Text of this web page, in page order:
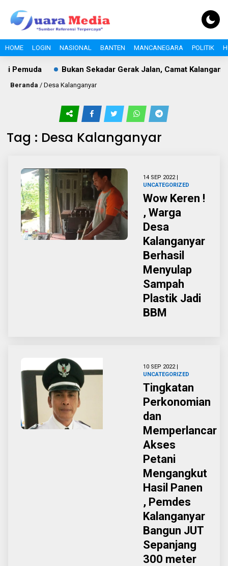
HOME LOGIN NASIONAL BANTEN MANCANEGARA POLITIK
Bukan Sekadar Gerak Jalan, Camat
Beranda / Desa Kalanganyar
Tag : Desa Kalanganyar
14 SEP 2022 |
UNCATEGORIZED
Wow Keren !
, Warga
Desa
Kalanganyar
Berhasil
Menyulap
Sampah
Plastik Jadi
BBM
10 SEP 2022 |
UNCATEGORIZED
Tingkatan
Perkonomian
dan
Memperlancar
Akses
Petani
Mengangkut
Hasil Panen
, Pemdes
Kalanganyar
Bangun JUT
Sepanjang
300 meter